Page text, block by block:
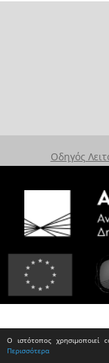
Ο ιστότοπος χρησιμοποιεί
Περισσότερα
Οδηγός